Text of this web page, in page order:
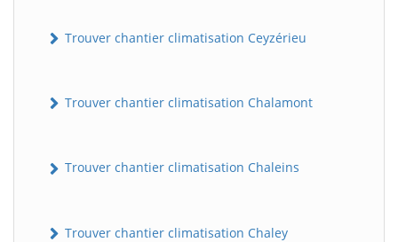
Trouver chantier climatisation Ceyzérieu
Trouver chantier climatisation Chalamont
Trouver chantier climatisation Chaleins
Trouver chantier climatisation Chaley